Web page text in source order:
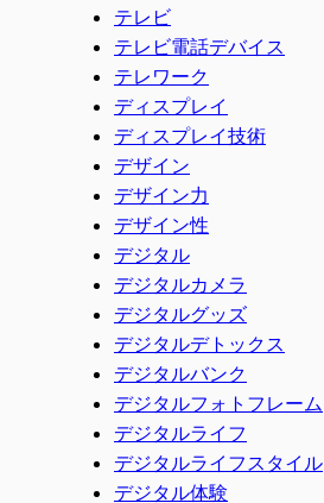
テレビ
テレビ電話デバイス
テレワーク
ディスプレイ
ディスプレイ技術
デザイン
デザイン力
デザイン性
デジタル
デジタルカメラ
デジタルグッズ
デジタルデトックス
デジタルバンク
デジタルフォトフレーム
デジタルライフ
デジタルライフスタイル
デジタル体験